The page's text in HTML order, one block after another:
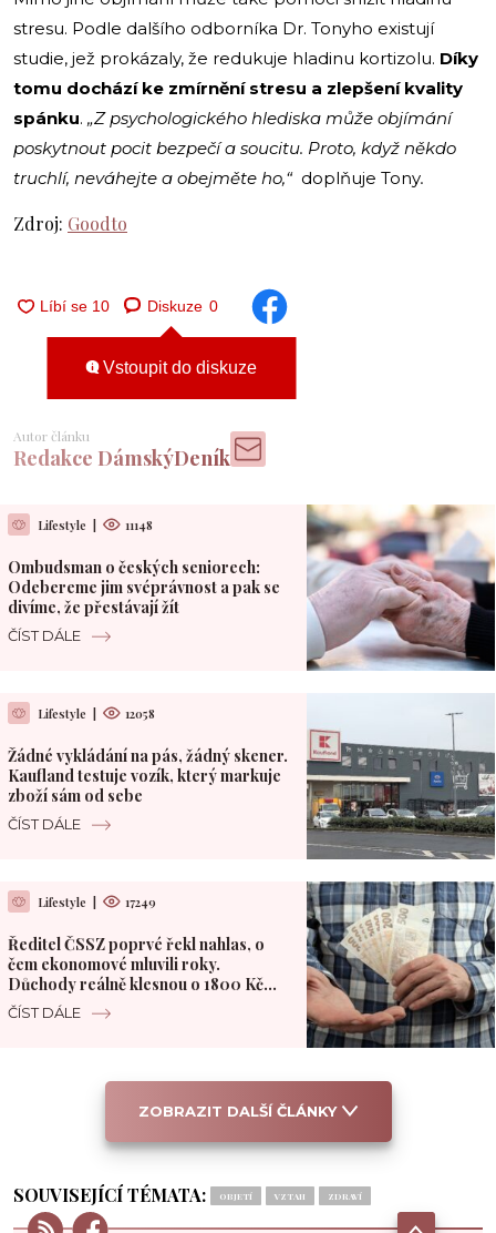
stresu. Podle dalšího odborníka Dr. Tonyho existují
studie, jež prokázaly, že redukuje hladinu kortizolu. Díky
tomu dochází ke zmírnění stresu a zlepšení kvality
spánku. „Z psychologického hlediska může objímání
poskytnout pocit bezpečí a soucitu. Proto, když někdo
truchlí, neváhejte a obejměte ho,“ doplňuje Tony.
Zdroj: Goodto
Diskuze 0
Vstoupit do diskuze
Autor článku
Redakce DámskýDeník
Lifestyle | 11148
Ombudsman o českých seniorech:
Odebereme jim svéprávnost a pak se
divíme, že přestávají žít
ČÍST DÁLE
Lifestyle | 12058
Žádné vykládání na pás, žádný skener.
Kaufland testuje vozík, který markuje
zboží sám od sebe
ČÍST DÁLE
Lifestyle | 17249
Ředitel ČSSZ poprvé řekl nahlas, o
čem ekonomové mluvili roky.
Důchody reálně klesnou o 1800 Kč
měsíčně
ČÍST DÁLE
ZOBRAZIT DALŠÍ ČLÁNKY
SOUVISEJÍCÍ TÉMATA: OBJETÍ VZTAH ZDRAVÍ